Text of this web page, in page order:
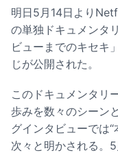
明日5月14日より
の単独ドキュメンタ
ビューまでのキセキ
じが公開された。
このドキュメンタリ
歩みを数々のシーン
グインタビューでは
次々と明かされる。